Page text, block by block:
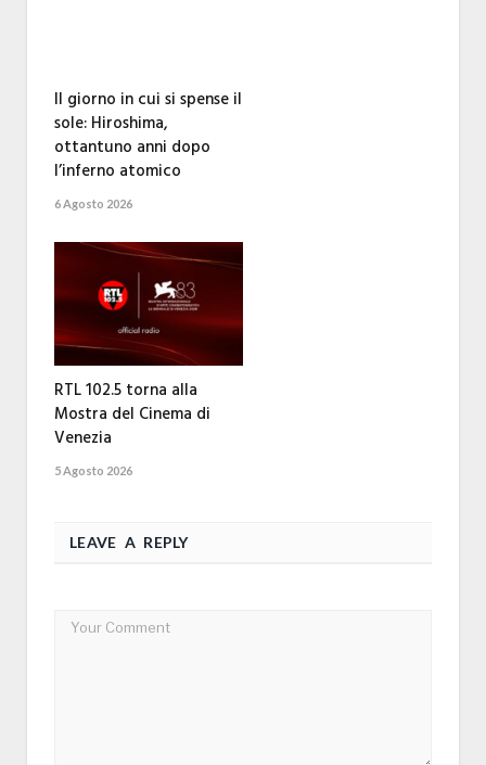
Il giorno in cui si spense il
sole: Hiroshima,
ottantuno anni dopo
l’inferno atomico
6 Agosto 2026
RTL 102.5 torna alla
Mostra del Cinema di
Venezia
5 Agosto 2026
LEAVE A REPLY